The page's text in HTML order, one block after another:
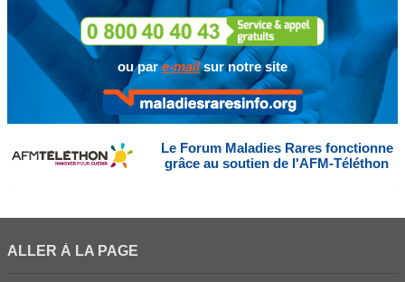
ou pare-mailsur notre site
Le Forum Maladies Rares fonctionne
grâce au soutien de l'AFM-Téléthon
ALLER À LA PAGE